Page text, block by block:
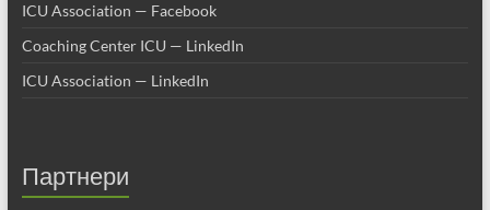
ICU Association — Facebook
Coaching Center ICU — LinkedIn
ICU Association — LinkedIn
Партнери